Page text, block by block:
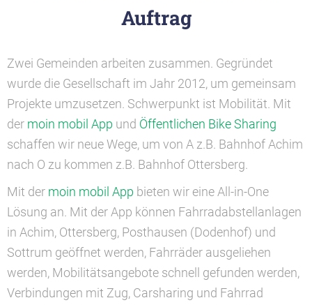
Auftrag
Zwei Gemeinden arbeiten zusammen. Gegründet
wurde die Gesellschaft im Jahr 2012, um gemeinsam
Projekte umzusetzen. Schwerpunkt ist Mobilität. Mit
der moin mobil App und Öffentlichen Bike Sharing
schaffen wir neue Wege, um von A z.B. Bahnhof Achim
nach O zu kommen z.B. Bahnhof Ottersberg.
Mit der moin mobil App bieten wir eine All-in-One
Lösung an. Mit der App können Fahrradabstellanlagen
in Achim, Ottersberg, Posthausen (Dodenhof) und
Sottrum geöffnet werden, Fahrräder ausgeliehen
werden, Mobilitätsangebote schnell gefunden werden,
Verbindungen mit Zug, Carsharing und Fahrrad